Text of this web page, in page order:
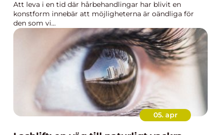
Att leva i en tid där hårbehandlingar har blivit en
konstform innebär att möjligheterna är oändliga för
den som vi...
05. apr